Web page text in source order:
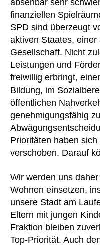
absehbar sehr
finanziellen
SPD sind überzeugt
aktiven Staates,
Gesellschaft. Nicht
Leistungen und
freiwillig erbringt,
Bildung, im
öffentlichen
genehmigungsfähig
Prioritäten haben
verschoben. Darauf
Wir werden uns
Wohnen einsetzen,
unsere Stadt am
Eltern mit jungen
Fraktion bleiben
Top-Priorität. Auch